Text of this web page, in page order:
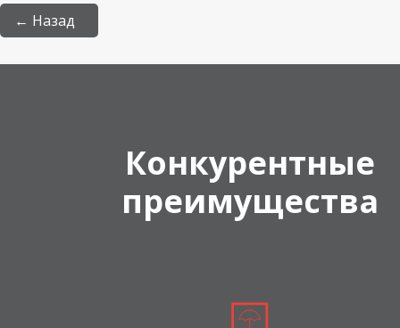
← Назад
Конкурентные
преимущества